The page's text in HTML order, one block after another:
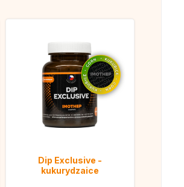
Dip Exclusive -
kukurydzaice